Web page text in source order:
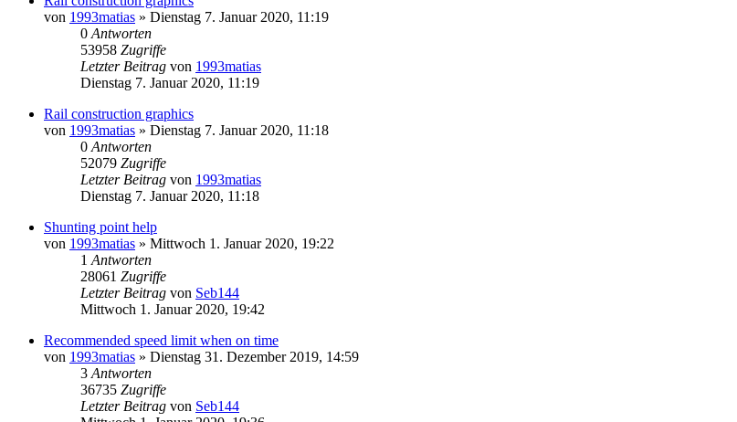
von 1993matias » Dienstag 7. Januar 2020, 11:19
0 Antworten
53958 Zugriffe
Letzter Beitrag von 1993matias
Dienstag 7. Januar 2020, 11:19
Rail construction graphics
von 1993matias » Dienstag 7. Januar 2020, 11:18
0 Antworten
52079 Zugriffe
Letzter Beitrag von 1993matias
Dienstag 7. Januar 2020, 11:18
Shunting point help
von 1993matias » Mittwoch 1. Januar 2020, 19:22
1 Antworten
28061 Zugriffe
Letzter Beitrag von Seb144
Mittwoch 1. Januar 2020, 19:42
Recommended speed limit when on time
von 1993matias » Dienstag 31. Dezember 2019, 14:59
3 Antworten
36735 Zugriffe
Letzter Beitrag von Seb144